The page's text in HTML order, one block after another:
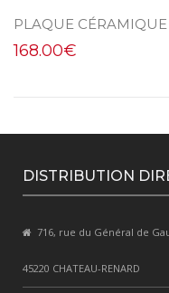
PLAQUE
168.00€
DISTRIBUTION
716, rue du Général de
45220 CHATEAU-RENARD